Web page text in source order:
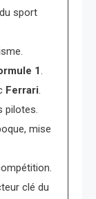
sport
1
Ferrari
pilotes.
mise
clé du